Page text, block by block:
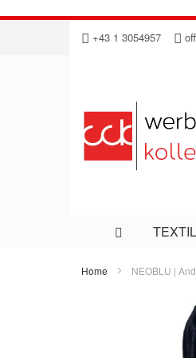
Direkt
Inhalt
+43 1 3054957
Home NEOBLU |